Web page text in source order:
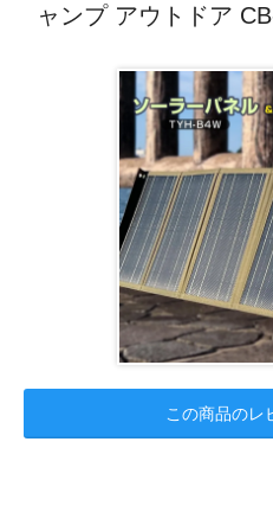
ャンプ アウトドア
この商品のレ